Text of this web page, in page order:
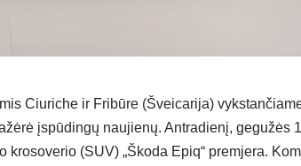
Ciuriche ir Fribūre (Šveicarija)
įspūdingų naujienų. Antradienį, gegužės
krosoverio (SUV) „Škoda Epiq“ premjera.